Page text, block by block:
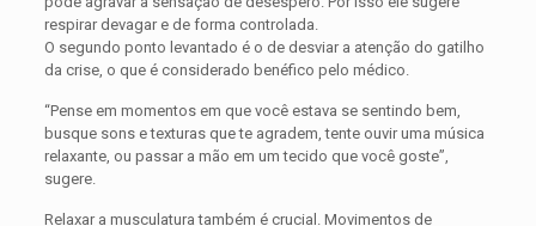
respirar devagar e de forma controlada.
O segundo ponto levantado é o de desviar a atenção do gatilho
da crise, o que é considerado benéfico pelo médico.
“Pense em momentos em que você estava se sentindo bem,
busque sons e texturas que te agradem, tente ouvir uma música
relaxante, ou passar a mão em um tecido que você goste”,
sugere.
Relaxar a musculatura também é crucial. Movimentos de